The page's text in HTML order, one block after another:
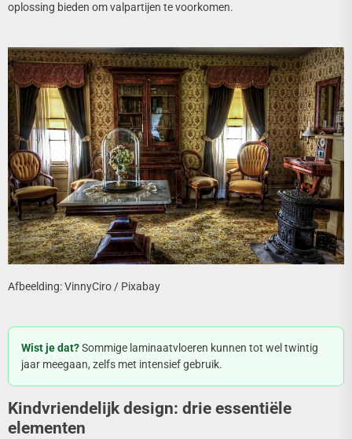
oplossing bieden om valpartijen te voorkomen.
Afbeelding: VinnyCiro / Pixabay
Wist je dat?Sommige laminaatvloeren kunnen tot wel twintig
jaar meegaan, zelfs met intensief gebruik.
Kindvriendelijk design: drie essentiële
elementen